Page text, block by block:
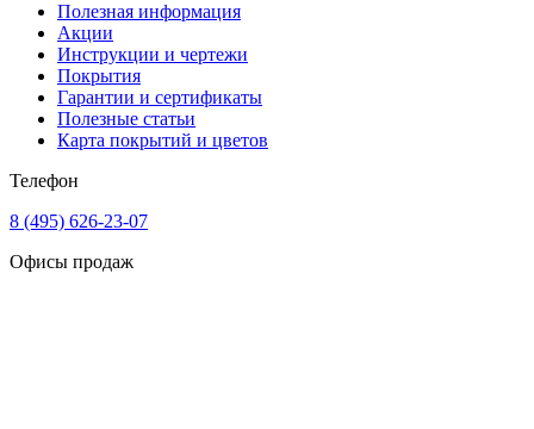
Полезная информация
Акции
Инструкции и чертежи
Покрытия
Гарантии и сертификаты
Полезные статьи
Карта покрытий и цветов
Телефон
8 (495) 626-23-07
Офисы продаж